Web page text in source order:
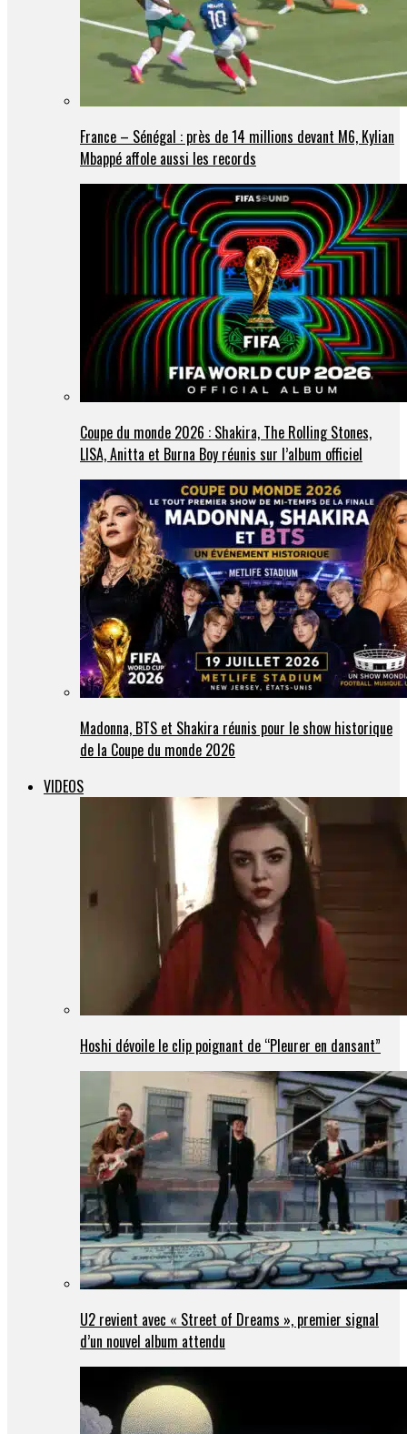
France – Sénégal : près de 14 millions devant M6, Kylian
Mbappé affole aussi les records
Coupe du monde 2026 : Shakira, The Rolling Stones,
LISA, Anitta et Burna Boy réunis sur l’album officiel
Madonna, BTS et Shakira réunis pour le show historique
de la Coupe du monde 2026
VIDEOS
Hoshi dévoile le clip poignant de “Pleurer en dansant”
U2 revient avec « Street of Dreams », premier signal
d’un nouvel album attendu